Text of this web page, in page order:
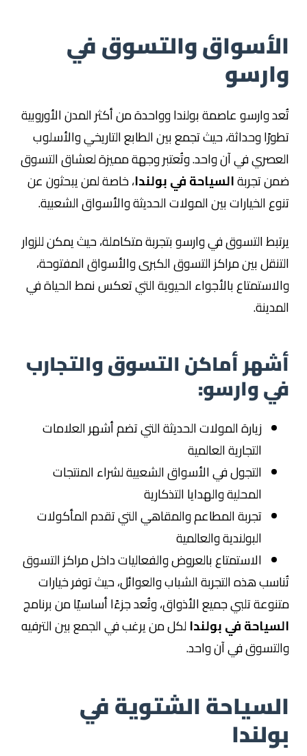
الأسواق والتسوق في
وارسو
تُعد وارسو عاصمة بولندا وواحدة من أكثر المدن الأوروبية
تطورًا وحداثة، حيث تجمع بين الطابع التاريخي والأسلوب
العصري في آن واحد. وتُعتبر وجهة مميزة لعشاق التسوق
ضمن تجربةالسياحة في بولندا، خاصة لمن يبحثون عن
تنوع الخيارات بين المولات الحديثة والأسواق الشعبية.
يرتبط التسوق في وارسو بتجربة متكاملة، حيث يمكن للزوار
التنقل بين مراكز التسوق الكبرى والأسواق المفتوحة،
والاستمتاع بالأجواء الحيوية التي تعكس نمط الحياة في
المدينة.
أشهر أماكن التسوق والتجارب
في وارسو:
زيارة المولات الحديثة التي تضم أشهر العلامات
التجارية العالمية
التجول في الأسواق الشعبية لشراء المنتجات
المحلية والهدايا التذكارية
تجربة المطاعم والمقاهي التي تقدم المأكولات
البولندية والعالمية
الاستمتاع بالعروض والفعاليات داخل مراكز التسوق
تُناسب هذه التجربة الشباب والعوائل، حيث توفر خيارات
متنوعة تلبي جميع الأذواق، وتُعد جزءًا أساسيًا من برنامج
السياحة في بولندالكل من يرغب في الجمع بين الترفيه
والتسوق في آن واحد.
السياحة الشتوية في
بولندا